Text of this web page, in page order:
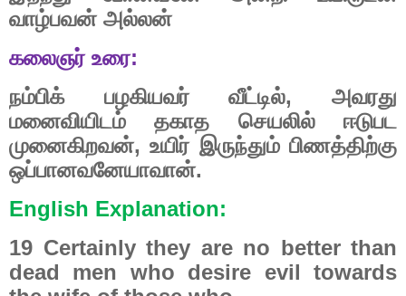
வாழ்பவன் அல்லன்
கலைஞர் உரை:
நம்பிக்
பழகியவர் வீட்டில்,அவரது
மனைவியிடம்
தகாத செயலில்
ஈடுபட
முனைகிறவன்,உயிர் இருந்தும் பிணத்திற்கு
ஒப்பானவனேயாவான்.
English Explanation:
19 Certainly they are no better than
dead men who desire evil towards